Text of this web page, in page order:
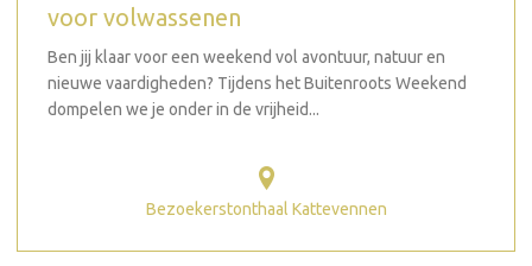
voor volwassenen
Ben jij klaar voor een weekend vol avontuur, natuur en
nieuwe vaardigheden? Tijdens het Buitenroots Weekend
dompelen we je onder in de vrijheid...
Bezoekerstonthaal Kattevennen